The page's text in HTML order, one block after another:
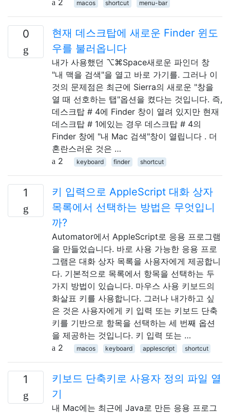
macos shortcut menu-bar
0
현재 데스크탑에 새로운 Finder 윈도
우를 불러옵니다
내가 사용했던 ⌥⌘Space새로운 파인더 창
"내 맥을 검색"을 열고 바로 가기를. 그러나 이
것의 문제점은 최근에 Sierra의 새로운 "창을
열 때 선호하는 탭"옵션을 켰다는 것입니다. 즉,
데스크탑 # 4에 Finder 창이 열려 있지만 현재
데스크탑 # 1에있는 경우 데스크탑 # 4의
Finder 창에 "내 Mac 검색"창이 열립니다 . 더
혼란스러운 것은 …
2
keyboard finder shortcut
1
키 입력으로 AppleScript 대화 상자
목록에서 선택하는 방법은 무엇입니
까?
Automator에서 AppleScript로 응용 프로그램
을 만들었습니다. 바로 사용 가능한 응용 프로
그램은 대화 상자 목록을 사용자에게 제공합니
다. 기본적으로 목록에서 항목을 선택하는 두
가지 방법이 있습니다. 마우스 사용 키보드의
화살표 키를 사용합니다. 그러나 내가하고 싶
은 것은 사용자에게 키 입력 또는 키보드 단축
키를 기반으로 항목을 선택하는 세 번째 옵션
을 제공하는 것입니다. 키 입력 또는 …
2
macos keyboard applescript shortcut
1
키보드 단축키로 사용자 정의 파일 열
기
내 Mac에는 최근에 Java로 만든 응용 프로그